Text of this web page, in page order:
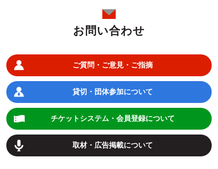
お問い合わせ
ご質問・ご意見・ご指摘
貸切・団体参加について
チケットシステム・会員登録について
取材・広告掲載について